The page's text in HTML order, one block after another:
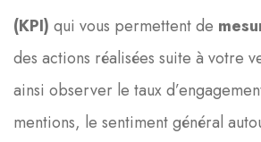
(KPI) qui vous permettent de
des actions réalisées suite à votre
ainsi observer le taux
mentions, le sentiment général